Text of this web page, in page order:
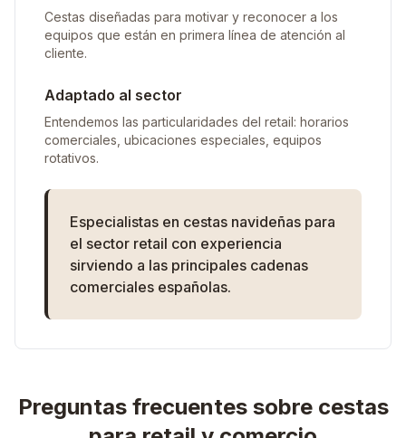
Cestas diseñadas para motivar y reconocer a los
equipos que están en primera línea de atención al
cliente.
Adaptado al sector
Entendemos las particularidades del retail: horarios
comerciales, ubicaciones especiales, equipos
rotativos.
Especialistas en cestas navideñas para
el sector retail con experiencia
sirviendo a las principales cadenas
comerciales españolas.
Preguntas frecuentes sobre cestas